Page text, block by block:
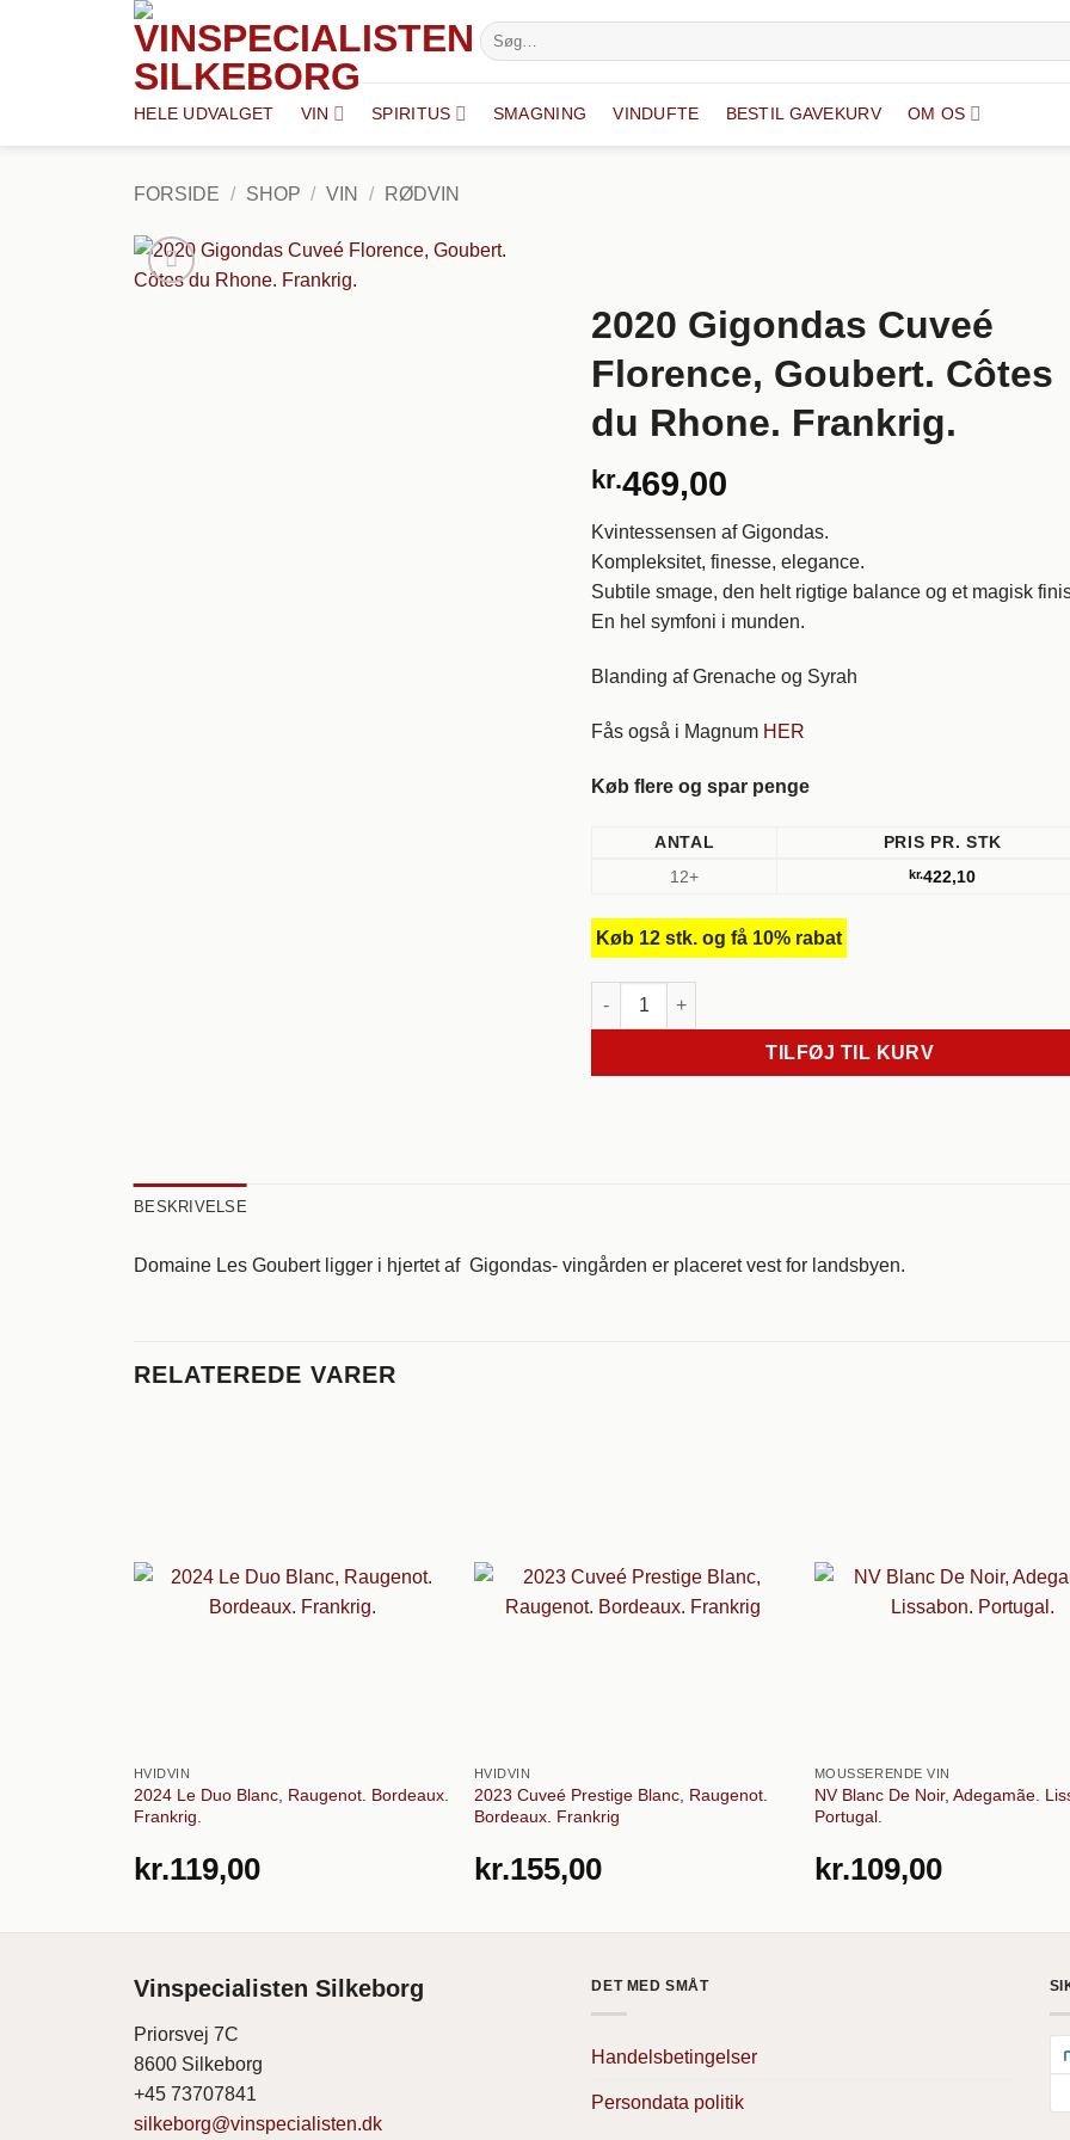
Søg
efter:
HELE UDVALGET VIN SPIRITUS SMAGNING VINDUFTE BESTIL GAVEKURV OM OS
FORSIDE / SHOP / VIN / RØDVIN
2020 Gigondas Cuveé
Florence, Goubert. Côtes
du Rhone. Frankrig.
kr.469,00
Kvintessensen af ​​Gigondas.
Kompleksitet, finesse, elegance.
Subtile smage, den helt rigtige balance og et magisk
En hel symfoni i munden.
Blanding af Grenache og Syrah
Fås også i Magnum HER
Køb flere og spar penge
ANTAL
PRIS PR. STK
12+
kr.422,10
Køb 12 stk. og få 10% rabat
2020 Gigondas Cuveé Florence, Goubert. Côtes du
TILFØJ TIL KURV
BESKRIVELSE
Domaine Les Goubert ligger i hjertet af Gigondas- vingården er placeret vest for landsbyen.
RELATEREDE VARER
HVIDVIN
2024 Le Duo Blanc, Raugenot. Bordeaux.
Frankrig.
kr.119,00
HVIDVIN
2023 Cuveé Prestige Blanc, Raugenot.
Bordeaux. Frankrig
kr.155,00
MOUSSERENDE VIN
NV Blanc De Noir, Adegamãe.
Portugal.
kr.109,00
Vinspecialisten Silkeborg
Priorsvej 7C
8600 Silkeborg
+45 73707841
silkeborg@vinspecialisten.dk
DET MED SMÅT
Handelsbetingelser
Persondata politik